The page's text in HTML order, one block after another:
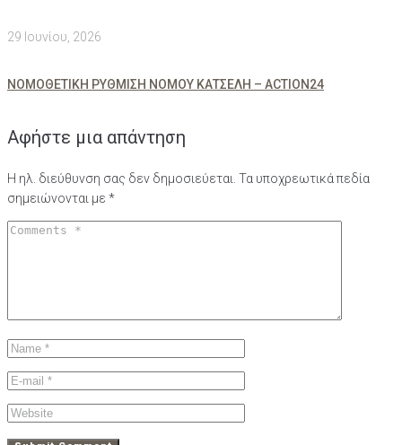
29 Ιουνίου, 2026
ΝΟΜΟΘΕΤΙΚΗ ΡΥΘΜΙΣΗ ΝΟΜΟΥ ΚΑΤΣΕΛΗ – ACTION24
Αφήστε μια απάντηση
Η ηλ. διεύθυνση σας δεν δημοσιεύεται. Τα υποχρεωτικά πεδία
σημειώνονται με *